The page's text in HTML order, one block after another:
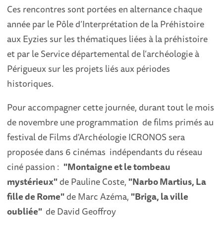
Ces rencontres sont portées en alternance chaque
année par le Pôle d’Interprétation de la Préhistoire
aux Eyzies sur les thématiques liées à la préhistoire
et par le Service départemental de l’archéologie à
Périgueux sur les projets liés aux périodes
historiques.
Pour accompagner cette journée, durant tout le mois
de novembre une programmation de films primés au
festival de Films d'Archéologie ICRONOS sera
proposée dans 6 cinémas indépendants du réseau
ciné passion : "Montaigne et le tombeau
mystérieux"de Pauline Coste, "Narbo Martius, La
fille de Rome"de Marc Azéma, "Briga, la ville
oubliée" de David Geoffroy